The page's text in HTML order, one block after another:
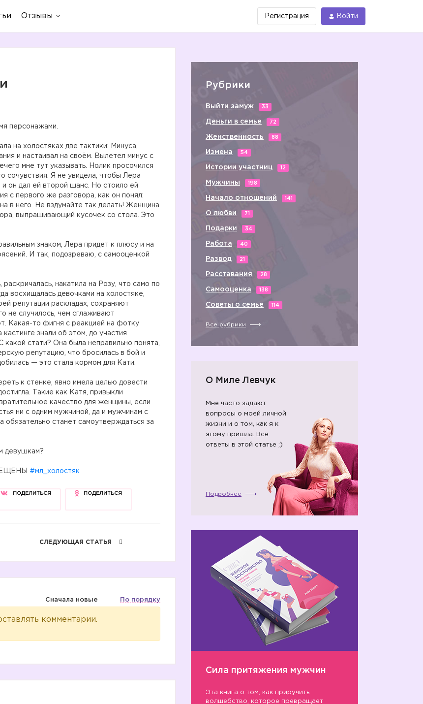
Отзывы Регистрация Войти
персонажами.
на холостяках две тактики: Минуса,
и настаивал на своём. Вылетел минус с
мне тут указывать. Нолик просочился
сочувствия. Я не увидела, чтобы Лера
и он дал ей второй шанс. Но стоило ей
с первого же разговора, как он понял:
в него. Не вздумайте так делать! Женщина
выпрашивающий кусочек со стола. Это
знаком, Лера придет к плюсу и на
И так, подозреваю, с самооценкой
накатила на Розу, что само по
восхищалась девочками на холостяке,
репутации раскладах, сохраняют
не случилось, чем сглаживают
Какая-то фигня с реакцией на фотку
знали об этом, до участия
стати? Она была неправильно понята,
репутацию, что бросилась в бой и
— это стала кормом для Кати.
к стенке, явно имела целью довести
Такие как Катя, привыкли
качество для женщины, если
ни с одним мужчиной, да и мужчинам с
станет самоутверждаться за
девушкам?
#мл_холостяк
ПОДЕЛИТЬСЯ ПОДЕЛИТЬСЯ
СЛЕДУЮЩАЯ СТАТЬЯ
Сначала новые По порядку
комментарии.
Рубрики
Выйти замуж 33
Деньги в семье 72
Женственность 88
Измена 54
Истории участниц 12
Мужчины 198
Начало отношений 141
О любви 71
Подарки 34
Работа 40
Развод 21
Расставания 28
Самооценка 138
Советы о семье 114
Все рубрики
О Миле Левчук
Мне часто задают
вопросы о моей личной
жизни и о том, как я к
этому пришла. Все
ответы в этой статье ;)
Подробнее
Сила притяжения мужчин
Эта книга о том, как приручить
волшебство, которое превращает